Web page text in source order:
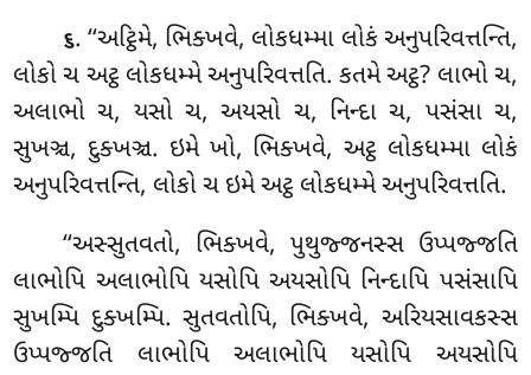
૬. ‘‘અટ્ઠિમે, ભિક્ખવે, લોકધમ્મા લોકં અનુપરિવત્તન્તિ,
લોકો ચ અટ્ઠ લોકધમ્મે અનુપરિવત્તતિ. કતમે અટ્ઠ? લાભો ચ,
અલાભો ચ, યસો ચ, અયસો ચ, નિન્દા ચ, પસંસા ચ,
સુખઞ્ચ, દુક્ખઞ્ચ. ઇમે ખો, ભિક્ખવે, અટ્ઠ લોકધમ્મા લોકં
અનુપરિવત્તન્તિ, લોકો ચ ઇમે અટ્ઠ લોકધમ્મે અનુપરિવત્તતિ.
‘‘અસ્સુતવતો, ભિક્ખવે, પુથુજ્જનસ્સ ઉપ્પજ્જતિ
લાભોપિ અલાભોપિ યસોપિ અયસોપિ નિન્દાપિ પસંસાપિ
સુખમ્પિ દુક્ખમ્પિ. સુતવતોપિ, ભિક્ખવે, અરિયસાવકસ્સ
ઉપ્પજ્જતિ લાભોપિ અલાભોપિ યસોપિ અયસોપિ